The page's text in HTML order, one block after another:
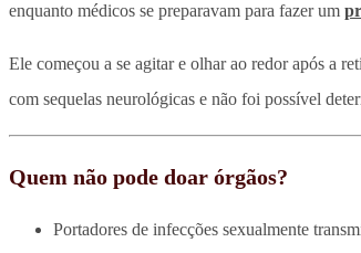
enquanto médicos se preparavam para fazer um
Ele começou a se agitar e olhar ao redor após a
com sequelas neurológicas e não foi possível
Quem não pode doar órgãos?
Portadores de infecções sexualmente